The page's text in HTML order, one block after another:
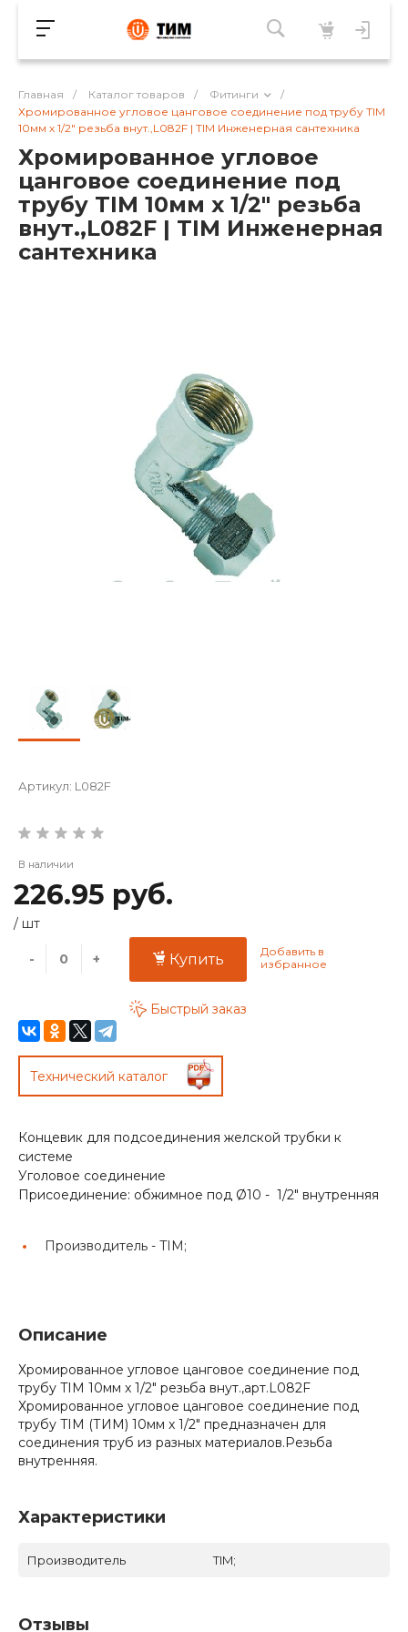
Главная / Каталог товаров / Фитинги
/
Хромированное угловое цанговое соединение под трубу TIM
10мм x 1/2" резьба внут.,L082F | TIM Инженерная сантехника
Хромированное угловое
цанговое соединение под
трубу TIM 10мм x 1/2" резьба
внут.,L082F | TIM Инженерная
сантехника
Артикул: L082F
В наличии
226.95 руб.
/ шт
- + Купить
Быстрый заказ
Технический каталог
Концевик для подсоединения желской трубки к
системе
Уголовое соединение
Присоединение: обжимное под Ø10 - 1/2" внутренняя
Производитель - TIM;
Описание
Хромированное угловое цанговое соединение под
трубу TIM 10мм x 1/2" резьба внут.,арт.L082F
Хромированное угловое цанговое соединение под
трубу TIM (ТИМ) 10мм x 1/2" предназначен для
соединения труб из разных материалов.Резьба
внутренняя.
Характеристики
Производитель TIM;
Отзывы